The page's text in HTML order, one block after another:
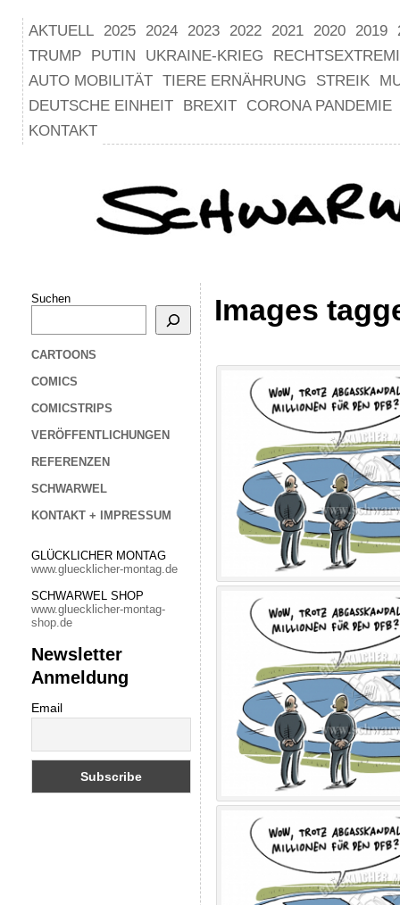
AKTUELL 2025 2024 2023 2022 2021 2020 2019
TRUMP
PUTIN UKRAINE-KRIEG
AUTO MOBILITÄT TIERE ERNÄHRUNG STREIK
DEUTSCHE EINHEIT
BREXIT
CORONA PANDEMIE
KONTAKT
Suchen
CARTOONS
COMICS
COMICSTRIPS
VERÖFFENTLICHUNGEN
REFERENZEN
SCHWARWEL
KONTAKT + IMPRESSUM
GLÜCKLICHER MONTAG
www.gluecklicher-montag.de
SCHWARWEL SHOP
www.gluecklicher-montag-
shop.de
Newsletter
Anmeldung
Email
Images